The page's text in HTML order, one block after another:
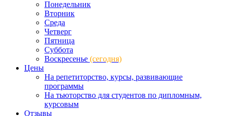
Понедельник
Вторник
Среда
Четверг
Пятница
Суббота
Воскресенье (сегодня)
Цены
На репетиторство, курсы, развивающие
программы
На тьюторство для студентов по дипломным,
курсовым
Отзывы